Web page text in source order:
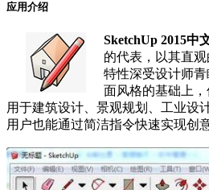
应用介绍
SketchUp 2015中
的代表，以其直
特性深受设计师
面风格的基础上
用于建筑设计、景观规划、工业设
用户也能通过简洁指令快速实现创